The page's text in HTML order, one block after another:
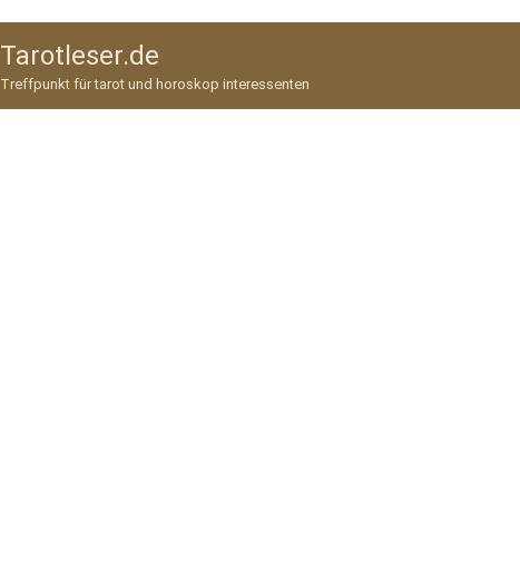
Tarotleser.de
Treffpunkt für tarot und horoskop interessenten